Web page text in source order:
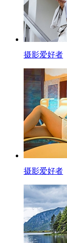
摄影爱好者
摄影爱好者